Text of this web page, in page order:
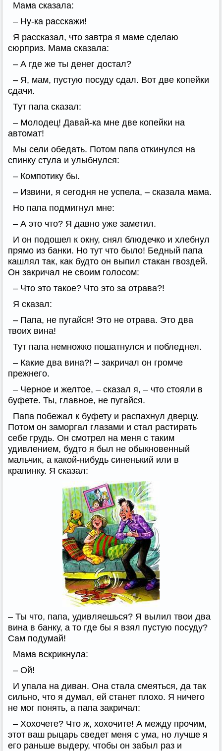
Мама сказала:
– Ну-ка расскажи!
Я рассказал, что завтра я маме сделаю
сюрприз. Мама сказала:
– А где же ты денег достал?
– Я, мам, пустую посуду сдал. Вот две копейки
сдачи.
Тут папа сказал:
– Молодец! Давай-ка мне две копейки на
автомат!
Мы сели обедать. Потом папа откинулся на
спинку стула и улыбнулся:
– Компотику бы.
– Извини, я сегодня не успела, – сказала мама.
Но папа подмигнул мне:
– А это что? Я давно уже заметил.
И он подошел к окну, снял блюдечко и хлебнул
прямо из банки. Но тут что было! Бедный папа
кашлял так, как будто он выпил стакан гвоздей.
Он закричал не своим голосом:
– Что это такое? Что это за отрава?!
Я сказал:
– Папа, не пугайся! Это не отрава. Это два
твоих вина!
Тут папа немножко пошатнулся и побледнел.
– Какие два вина?! – закричал он громче
прежнего.
– Черное и желтое, – сказал я, – что стояли в
буфете. Ты, главное, не пугайся.
Папа побежал к буфету и распахнул дверцу.
Потом он заморгал глазами и стал растирать
себе грудь. Он смотрел на меня с таким
удивлением, будто я был не обыкновенный
мальчик, а какой-нибудь синенький или в
крапинку. Я сказал:
– Ты что, папа, удивляешься? Я вылил твои два
вина в банку, а то где бы я взял пустую посуду?
Сам подумай!
Мама вскрикнула:
– Ой!
И упала на диван. Она стала смеяться, да так
сильно, что я думал, ей станет плохо. Я ничего
не мог понять, а папа закричал:
– Хохочете? Что ж, хохочите! А между прочим,
этот ваш рыцарь сведет меня с ума, но лучше я
его раньше выдеру, чтобы он забыл раз и